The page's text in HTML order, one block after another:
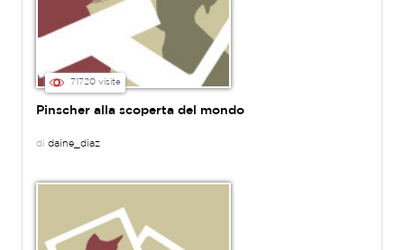
71720 visite
Pinscher alla scoperta del mondo
di daine_diaz